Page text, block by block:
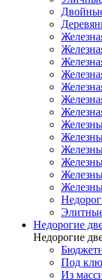
Недорогие
Недорогие
Под
Из